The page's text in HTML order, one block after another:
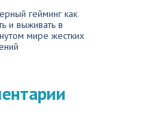
гейминг как
и выживать в
мире жестких